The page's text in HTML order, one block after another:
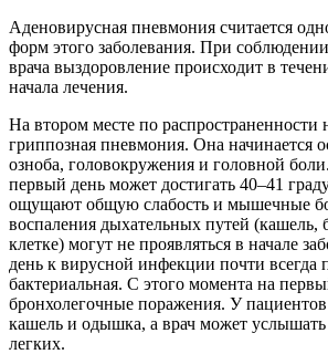
Аденовирусная пневмония считается
форм этого заболевания. При
врача выздоровление происходит в
начала лечения.
На втором месте по распространенности
гриппозная пневмония. Она начинается
озноба, головокружения и головной
первый день может достигать 40–41
ощущают общую слабость и мышечные
воспаления дыхательных путей (кашель,
клетке) могут не проявляться в начале
день к вирусной инфекции почти всегда
бактериальная. С этого момента на
бронхолегочные поражения. У
кашель и одышка, а врач может
легких.